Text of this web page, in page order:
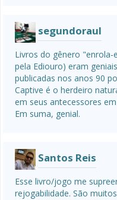
segundoraul
Livros do gênero "enrola-
pela Ediouro) eram
publicadas nos anos 90
Captive é o herdeiro
em seus antecessores
Em suma, genial.
Santos Reis
Esse livro/jogo me
rejogabilidade. São